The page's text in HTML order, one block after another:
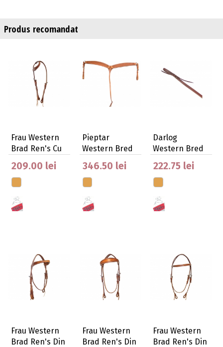
Produs recomandat
Frau Western
Brad Ren's Cu
O Singura Ga…
209.00 lei
Pieptar
Western Bred
Ren's Din Piele
Am…
346.50 lei
Darlog
Western Bred
Ren's Din Piele
Ame…
222.75 lei
Frau Western
Brad Ren's Din
Frau Western
Brad Ren's Din
Frau Western
Brad Ren's Din